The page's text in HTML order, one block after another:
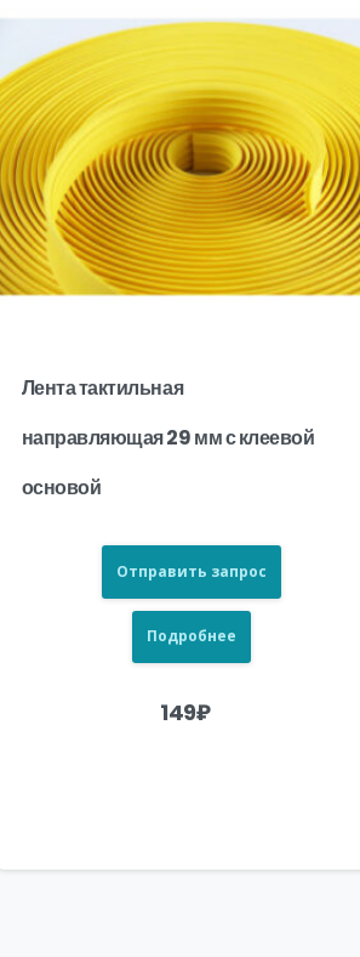
Лента тактильная
направляющая 29 мм с клеевой
основой
Отправить запрос
Подробнее
149₽